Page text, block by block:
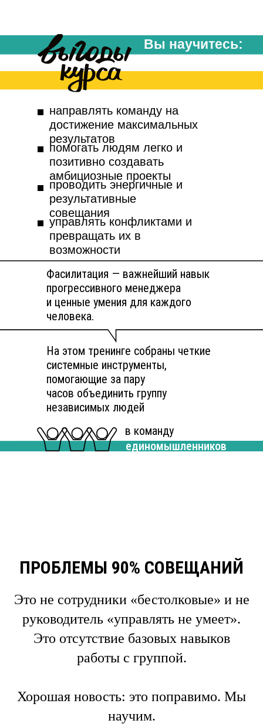
2 МОДУЛЯ ПО 2
СМЫСЛ. ДРАЙВ.
совещания, сессии
направлять команду на
достижение максимальных
результатов
проводить энергичные и
результативные
совещания
помогать людям легко и
позитивно создавать
амбициозные проекты
управлять конфликтами и
превращать их в
возможности
Фасилитация — важнейший навык
прогрессивного менеджера
и ценные умения для каждого
человека.
На этом тренинге собраны четкие
системные инструменты,
помогающие за пару
часов объединить группу
независимых людей
в команду
единомышленников
Вы научитесь:
ПРОБЛЕМЫ 90% СОВЕЩАНИЙ
Это не сотрудники «бестолковые» и не
руководитель «управлять не умеет».
Это отсутствие базовых навыков
работы с группой.
Хорошая новость: это поправимо. Мы
научим.